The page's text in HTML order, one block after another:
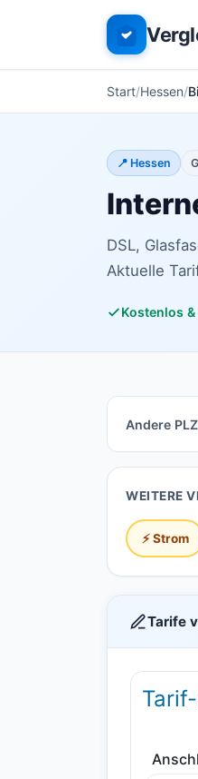
Start Hessen
📍 Hessen
DSL,
Aktuelle
Kostenlos
Andere
WEITERE
⚡ Strom
Tarife